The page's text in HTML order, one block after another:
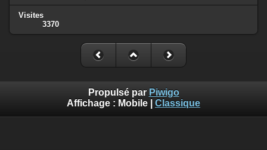
Visites
3370
Propulsé par Piwigo
Affichage : Mobile Classique